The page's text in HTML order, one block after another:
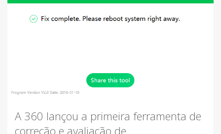
A 360 lançou a primeira ferramenta de
correção e avaliação de